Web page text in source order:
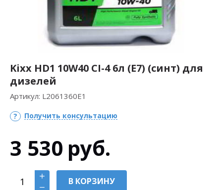
Kixx HD1 10W40 CI-4 6л (E7) (синт) для
дизелей
Артикул: L2061360E1
Получить консультацию
3 530 руб.
В КОРЗИНУ